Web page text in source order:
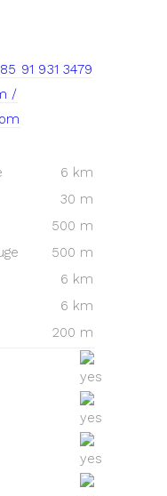
91 931 3479
/
6 km
30 m
500 m
500 m
6 km
6 km
200 m